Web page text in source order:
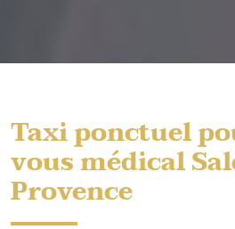
Taxi ponctuel
vous médical
Provence